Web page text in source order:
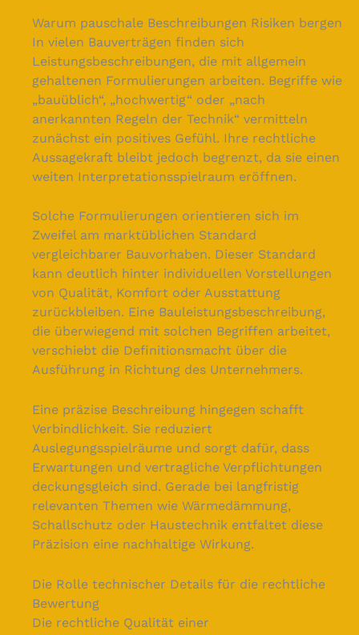
Warum pauschale Beschreibungen Risiken bergen
In vielen Bauverträgen finden sich
Leistungsbeschreibungen, die mit allgemein
gehaltenen Formulierungen arbeiten. Begriffe wie
„bauüblich“, „hochwertig“ oder „nach
anerkannten Regeln der Technik“ vermitteln
zunächst ein positives Gefühl. Ihre rechtliche
Aussagekraft bleibt jedoch begrenzt, da sie einen
weiten Interpretationsspielraum eröffnen.
Solche Formulierungen orientieren sich im
Zweifel am marktüblichen Standard
vergleichbarer Bauvorhaben. Dieser Standard
kann deutlich hinter individuellen Vorstellungen
von Qualität, Komfort oder Ausstattung
zurückbleiben. Eine Bauleistungsbeschreibung,
die überwiegend mit solchen Begriffen arbeitet,
verschiebt die Definitionsmacht über die
Ausführung in Richtung des Unternehmers.
Eine präzise Beschreibung hingegen schafft
Verbindlichkeit. Sie reduziert
Auslegungsspielräume und sorgt dafür, dass
Erwartungen und vertragliche Verpflichtungen
deckungsgleich sind. Gerade bei langfristig
relevanten Themen wie Wärmedämmung,
Schallschutz oder Haustechnik entfaltet diese
Präzision eine nachhaltige Wirkung.
Die Rolle technischer Details für die rechtliche
Bewertung
Die rechtliche Qualität einer